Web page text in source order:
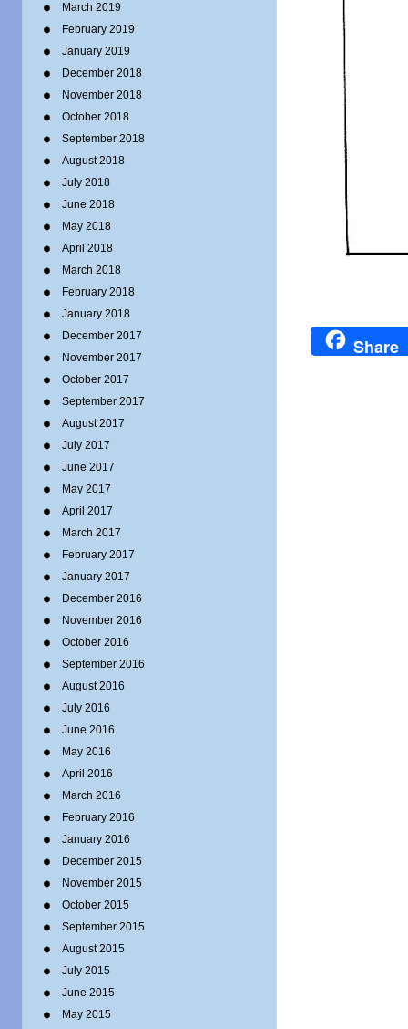
March 2019
February 2019
January 2019
December 2018
November 2018
October 2018
September 2018
August 2018
July 2018
June 2018
May 2018
April 2018
March 2018
February 2018
January 2018
December 2017
November 2017
October 2017
September 2017
August 2017
July 2017
June 2017
May 2017
April 2017
March 2017
February 2017
January 2017
December 2016
November 2016
October 2016
September 2016
August 2016
July 2016
June 2016
May 2016
April 2016
March 2016
February 2016
January 2016
December 2015
November 2015
October 2015
September 2015
August 2015
July 2015
June 2015
May 2015
Share